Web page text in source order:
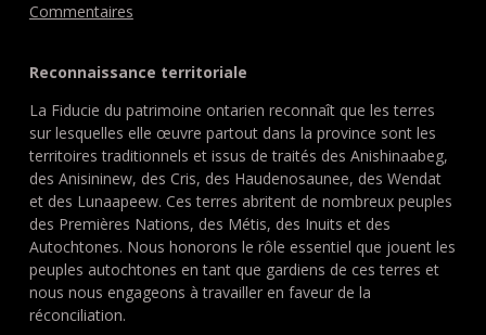
Commentaires
Reconnaissance territoriale
La Fiducie du patrimoine ontarien reconnaît que les terres
sur lesquelles elle œuvre partout dans la province sont les
territoires traditionnels et issus de traités des Anishinaabeg,
des Anisininew, des Cris, des Haudenosaunee, des Wendat
et des Lunaapeew. Ces terres abritent de nombreux peuples
des Premières Nations, des Métis, des Inuits et des
Autochtones. Nous honorons le rôle essentiel que jouent les
peuples autochtones en tant que gardiens de ces terres et
nous nous engageons à travailler en faveur de la
réconciliation.